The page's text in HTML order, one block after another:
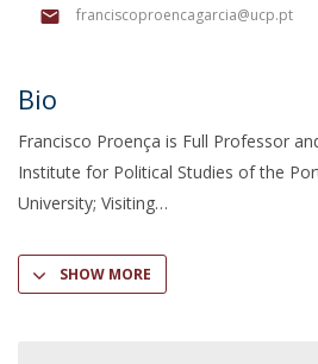
franciscoproencagarcia@ucp.pt
Bio
Francisco Proença is Full Professor
Institute for Political Studies of the
University; Visiting
SHOW MORE